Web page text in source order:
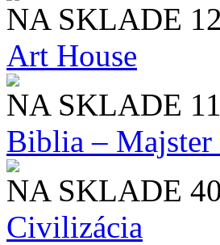
NA SKLADE
Art House
NA SKLADE
Biblia – Majster
NA SKLADE
Civilizácia